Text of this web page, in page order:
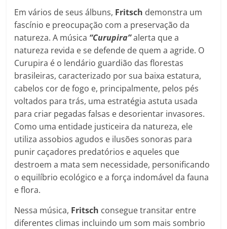
Em vários de seus álbuns, Fritsch demonstra um
fascínio e preocupação com a preservação da
natureza. A música “Curupira”alerta que a
natureza revida e se defende de quem a agride. O
Curupira é o lendário guardião das florestas
brasileiras, caracterizado por sua baixa estatura,
cabelos cor de fogo e, principalmente, pelos pés
voltados para trás, uma estratégia astuta usada
para criar pegadas falsas e desorientar invasores.
Como uma entidade justiceira da natureza, ele
utiliza assobios agudos e ilusões sonoras para
punir caçadores predatórios e aqueles que
destroem a mata sem necessidade, personificando
o equilíbrio ecológico e a força indomável da fauna
e flora.
Nessa música, Fritsch consegue transitar entre
diferentes climas incluindo um som mais sombrio